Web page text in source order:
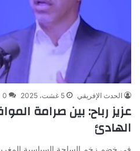
الحدث الإفريقي 5 غشت، 2025 0
عزيز رباح: بين صرامة
الهادئ
في خضم زخم الساحة السياسية